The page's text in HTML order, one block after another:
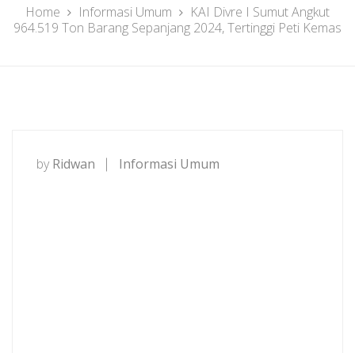
Home Informasi Umum
KAI Divre I Sumut Angkut
964.519 Ton Barang Sepanjang 2024, Tertinggi Peti Kemas
by Ridwan Informasi Umum